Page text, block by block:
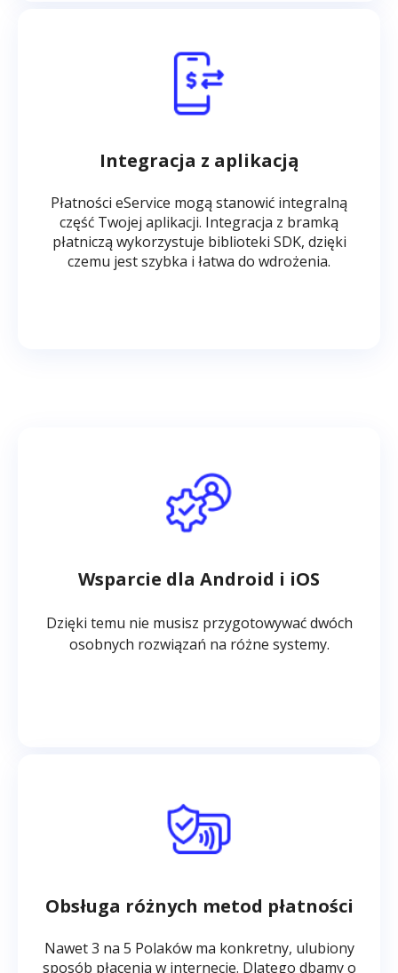
Integracja z aplikacją
Płatności eService mogą stanowić integralną
część Twojej aplikacji. Integracja z bramką
płatniczą wykorzystuje biblioteki SDK, dzięki
czemu jest szybka i łatwa do wdrożenia.
Wsparcie dla Android i iOS
Dzięki temu nie musisz przygotowywać dwóch
osobnych rozwiązań na różne systemy.
Obsługa różnych metod płatności
Nawet 3 na 5 Polaków ma konkretny, ulubiony
sposób płacenia w internecie. Dlatego dbamy o